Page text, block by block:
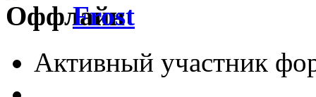
Frost
Активный участник